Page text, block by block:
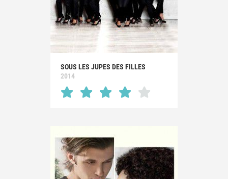
SOUS LES JUPES DES FILLES
2014